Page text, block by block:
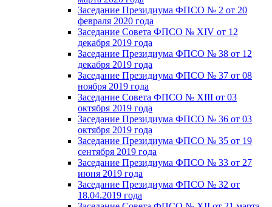
Заседание Президиума ФПСО № 2 от 20
февраля 2020 года
Заседание Совета ФПСО № XIV от 12
декабря 2019 года
Заседание Президиума ФПСО № 38 от 12
декабря 2019 года
Заседание Президиума ФПСО № 37 от 08
ноября 2019 года
Заседание Совета ФПСО № XIII от 03
октября 2019 года
Заседание Президиума ФПСО № 36 от 03
октября 2019 года
Заседание Президиума ФПСО № 35 от 19
сентября 2019 года
Заседание Президиума ФПСО № 33 от 27
июня 2019 года
Заседание Президиума ФПСО № 32 от
18.04.2019 года